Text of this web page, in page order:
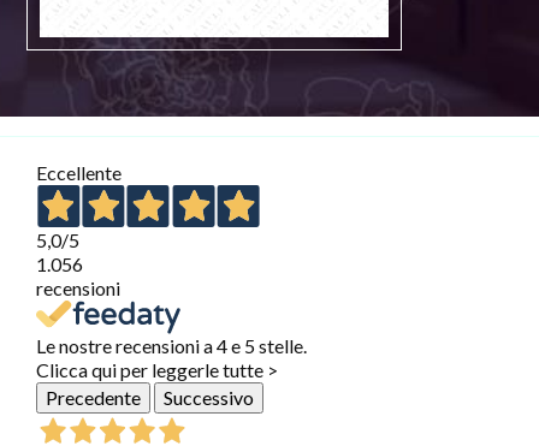
Eccellente
5,0/5
1.056
recensioni
Le nostre recensioni a 4 e 5 stelle.
Clicca qui per leggerle tutte >
Precedente
Successivo